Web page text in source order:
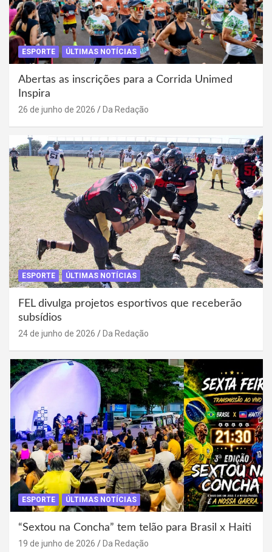
ESPORTE ÚLTIMAS NOTÍCIAS
Abertas as inscrições para a Corrida Unimed
Inspira
26 de junho de 2026 Da Redação
ESPORTE ÚLTIMAS NOTÍCIAS
FEL divulga projetos esportivos que receberão
subsídios
24 de junho de 2026 Da Redação
ESPORTE ÚLTIMAS NOTÍCIAS
“Sextou na Concha” tem telão para Brasil x Haiti
19 de junho de 2026 Da Redação